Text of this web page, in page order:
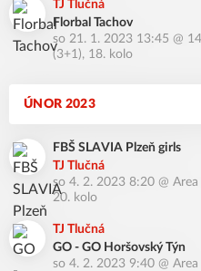
TJ Tlučná
Florbal Tachov
so 21. 1. 2023 13:45 @
(3+1), 18. kolo
ÚNOR 2023
FBŠ SLAVIA Plzeň girls
TJ Tlučná
so 4. 2. 2023 8:20 @ Area
20. kolo
TJ Tlučná
GO - GO Horšovský Týn
so 4. 2. 2023 9:40 @ Area